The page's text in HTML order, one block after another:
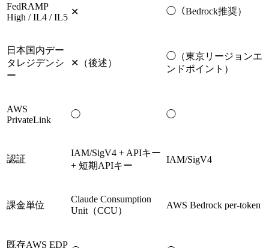
FedRAMP
High / IL4 / IL5
✕ ◯（Bedrock推奨）
日本国内デー
タレジデンシ
ー
✕（後述）
◯（東京リージョンエ
ンドポイント）
AWS
PrivateLink
◯ ◯
認証
IAM/SigV4 + APIキー
+ 短期APIキー
IAM/SigV4
課金単位
Claude Consumption
Unit（CCU）
AWS Bedrock per-token
既存AWS EDP